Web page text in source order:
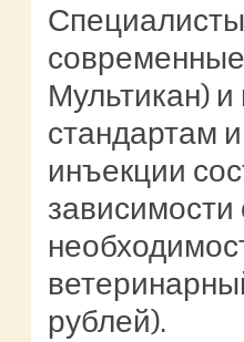
Мультикан)
стандартам
инъекции
рублей).